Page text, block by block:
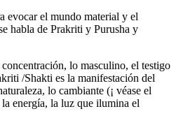
evocar el mundo material y el
habla de Prakriti y Purusha y
lo masculino, el testigo
/Shakti es la manifestación del
lo cambiante (¡ véase el
energía, la luz que ilumina el